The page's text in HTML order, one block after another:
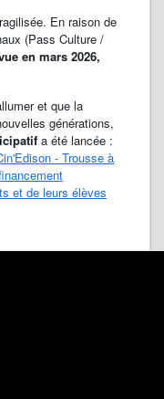
En raison de
(Pass Culture /
en mars 2026,
et que la
générations,
a été lancée :
- Trousse à
et de leurs élèves